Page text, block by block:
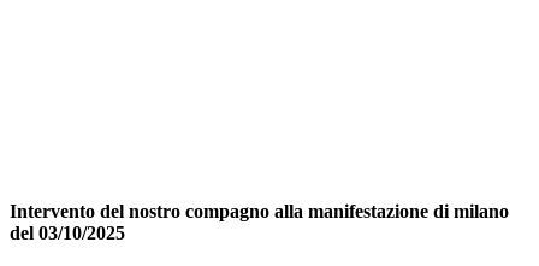
Intervento del nostro compagno alla manifestazione di milano
del 03/10/2025